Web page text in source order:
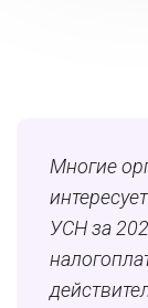
Многие
УСН за